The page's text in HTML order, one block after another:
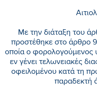
Με την διάταξη του
προστέθηκε στο άρθρο
οποία ο φορολογούμενος
εν γένει τελωνειακές
οφειλομένου κατά τη
παραδεκτή